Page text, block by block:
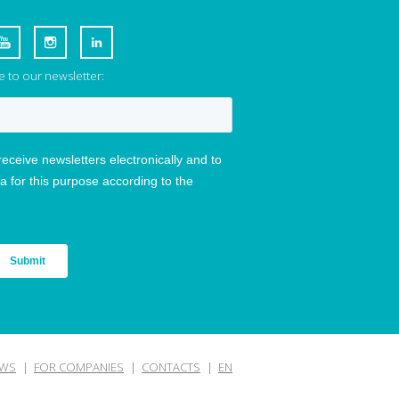
to our newsletter:
FOR COMPANIES CONTACTS EN